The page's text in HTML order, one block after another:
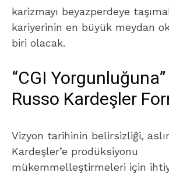
karizmayı beyazperdeye
kariyerinin en büyük meydan
biri olacak.
“CGI Yorgunluğuna”
Russo Kardeşler
Vizyon tarihinin belirsizliği,
Kardeşler’e prodüksiyonu
mükemmelleştirmeleri için